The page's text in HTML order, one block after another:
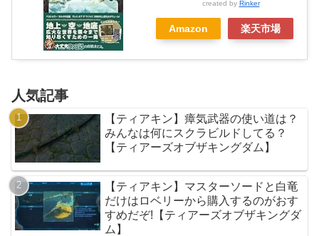
created by Rinker
Amazon 楽天市場
人気記事
【ティアキン】瘴気武器の使い道は？
みんなは何にスクラビルドしてる？
【ティアーズオブザキングダム】
【ティアキン】マスターソードと白竜
だけはロベリーから購入するのがおす
すめだぞ!【ティアーズオブザキングダ
ム】